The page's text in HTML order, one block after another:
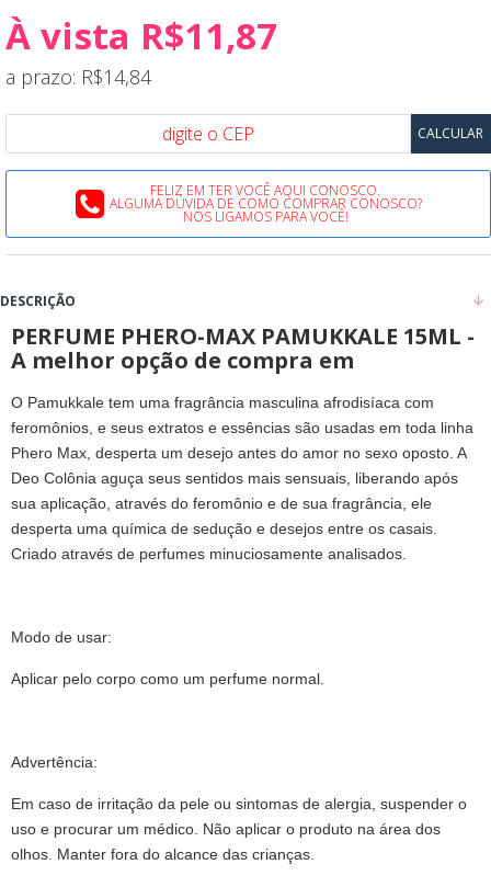
À vista R$11,87
a prazo: R$14,84
FELIZ EM TER VOCÊ AQUI CONOSCO.
ALGUMA DÚVIDA DE COMO COMPRAR CONOSCO?
NÓS LIGAMOS PARA VOCÊ!
DESCRIÇÃO
PERFUME PHERO-MAX PAMUKKALE 15ML -
A melhor opção de compra em
O Pamukkale tem uma fragrância masculina afrodisíaca com
feromônios, e seus extratos e essências são usadas em toda linha
Phero Max, desperta um desejo antes do amor no sexo oposto. A
Deo Colônia aguça seus sentidos mais sensuais, liberando após
sua aplicação, através do feromônio e de sua fragrância, ele
desperta uma química de sedução e desejos entre os casais.
Criado através de perfumes minuciosamente analisados.
Modo de usar:
Aplicar pelo corpo como um perfume normal.
Advertência:
Em caso de irritação da pele ou sintomas de alergia, suspender o
uso e procurar um médico. Não aplicar o produto na área dos
olhos. Manter fora do alcance das crianças.